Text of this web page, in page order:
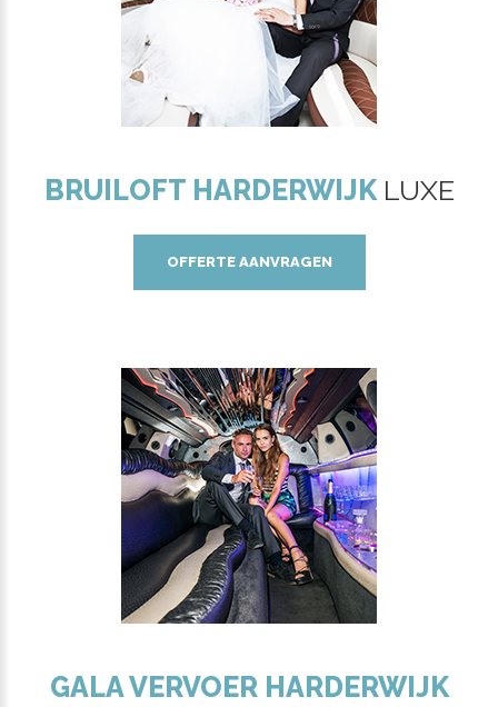
BRUILOFT HARDERWIJK LUXE
OFFERTE AANVRAGEN
GALA VERVOER HARDERWIJK